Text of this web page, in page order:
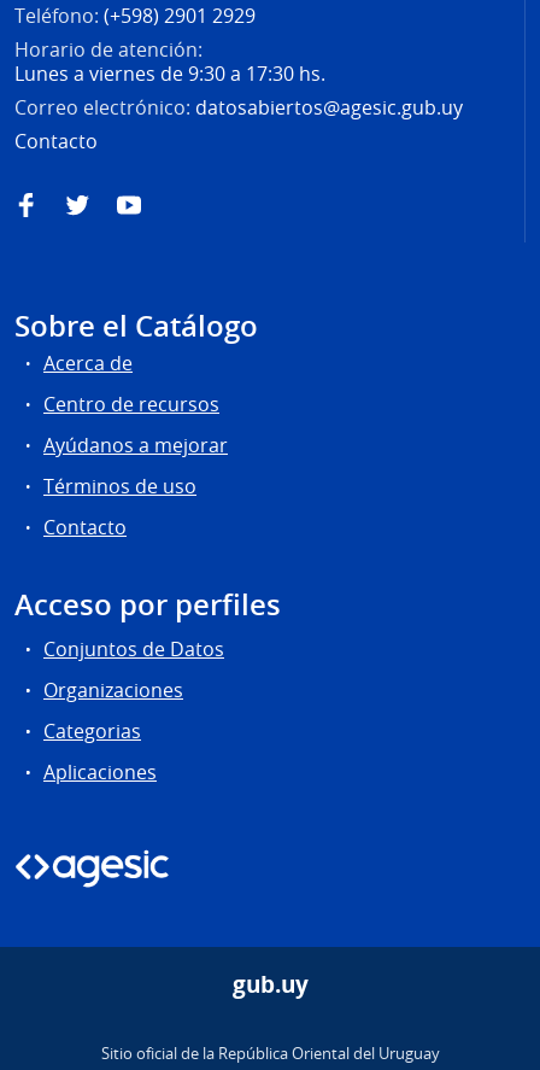
Teléfono: (+598) 2901 2929
Horario de atención:
Lunes a viernes de 9:30 a 17:30 hs.
Correo electrónico: datosabiertos@agesic.gub.uy
Contacto
FacebookTwitterYouTube
Sobre el Catálogo
Acerca de
Centro de recursos
Ayúdanos a mejorar
Términos de uso
Contacto
Acceso por perfiles
Conjuntos de Datos
Organizaciones
Categorias
Aplicaciones
gub.uy
Sitio oficial de la República Oriental del Uruguay